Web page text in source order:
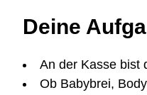
Deine
An der Kasse bist
Ob Babybrei,